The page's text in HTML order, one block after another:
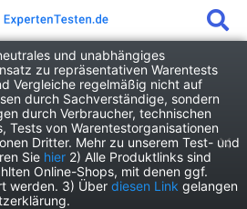
und unabhängiges
zu repräsentativen Warentests
Vergleiche regelmäßig nicht auf
durch Sachverständige, sondern
durch Verbraucher, technischen
Tests von Warentestorganisationen
Dritter. Mehr zu unserem Test- und
Sie hier 2) Alle Produktlinks sind
Online-Shops, mit denen ggf.
werden. 3) Über diesen Link gelangen